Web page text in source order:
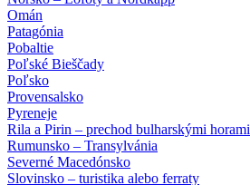
Omán
Patagónia
Pobaltie
Poľské Bieščady
Poľsko
Provensalsko
Pyreneje
Rila a Pirin – prechod bulharskými horami
Rumunsko – Transylvánia
Severné Macedónsko
Slovinsko – turistika alebo ferraty